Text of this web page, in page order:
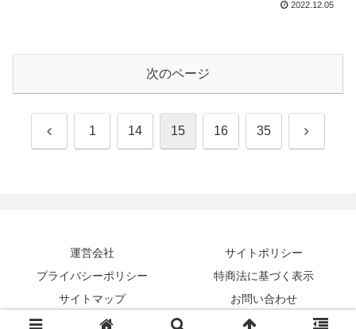
2022.12.05
次のページ
前 1 14 15 16 35 次
運営会社
サイトポリシー
プライバシーポリシー
特商法に基づく表示
サイトマップ
お問い合わせ